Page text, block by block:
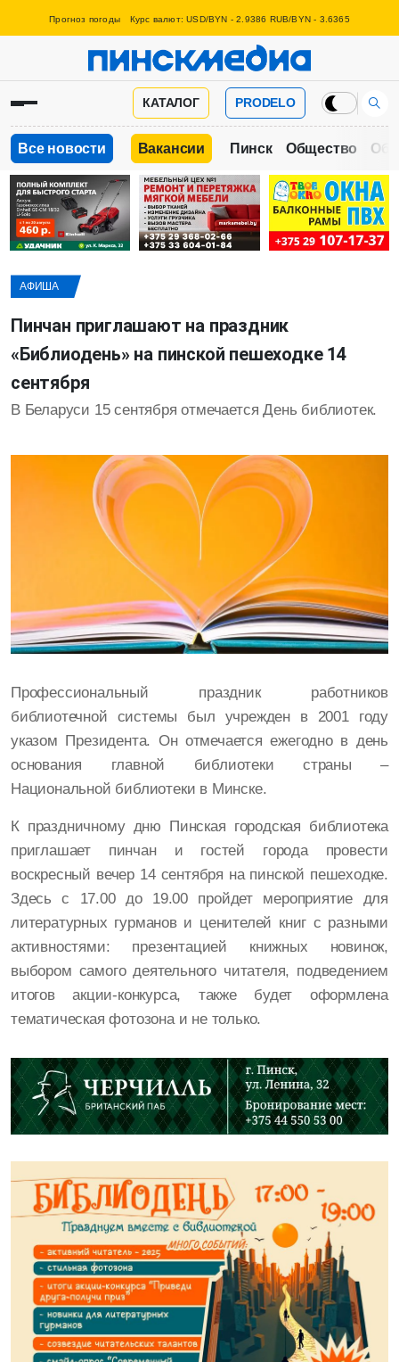
Прогноз погоды Курс валют: USD/BYN - 2.9386 RUB/BYN - 3.6365
КАТАЛОГ PRODELO
Все новости Вакансии Пинск Общество
АФИША
Пинчан приглашают на праздник
«Библиодень» на пинской пешеходке 14
сентября
В Беларуси 15 сентября отмечается День библиотек.
Профессиональный праздник работников
библиотечной системы был учрежден в 2001 году
указом Президента. Он отмечается ежегодно в день
основания главной библиотеки страны –
Национальной библиотеки в Минске.
К праздничному дню Пинская городская библиотека
приглашает пинчан и гостей города провести
воскресный вечер 14 сентября на пинской пешеходке.
Здесь с 17.00 до 19.00 пройдет мероприятие для
литературных гурманов и ценителей книг с разными
активностями: презентацией книжных новинок,
выбором самого деятельного читателя, подведением
итогов акции-конкурса, также будет оформлена
тематическая фотозона и не только.